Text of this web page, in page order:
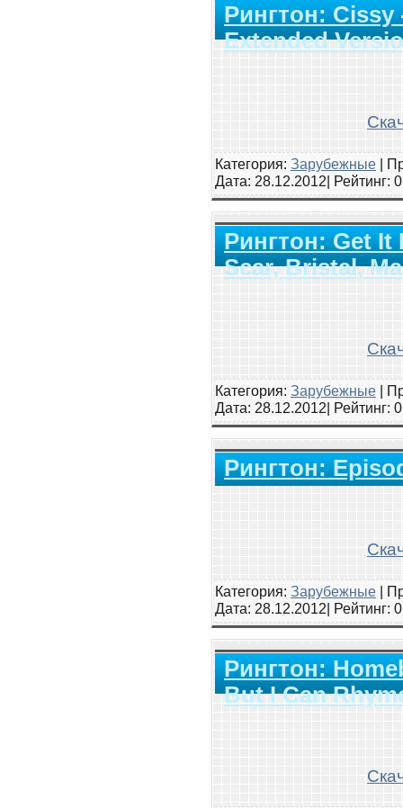
Рингтон: Cissy
Extended
Категория: Зарубежные |
Дата: 28.12.2012| Рейтинг:
Рингтон: Get It
Scar, Bristal,
Категория: Зарубежные |
Дата: 28.12.2012| Рейтинг:
Рингтон:
Категория: Зарубежные |
Дата: 28.12.2012| Рейтинг:
Рингтон:
But I Can